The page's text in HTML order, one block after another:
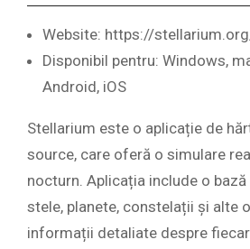
Website: https://
Disponibil pentru: Windows,
Android, iOS
Stellarium este o aplicație de
source, care oferă o simulare
nocturn. Aplicația include o
stele, planete, constelații și alte
informații detaliate despre